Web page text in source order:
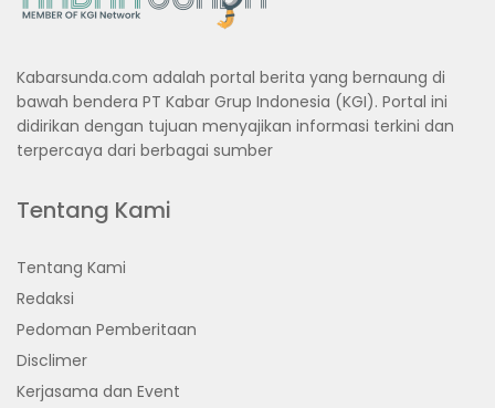
Kabarsunda.com adalah portal berita yang bernaung di
bawah bendera PT Kabar Grup Indonesia (KGI). Portal ini
didirikan dengan tujuan menyajikan informasi terkini dan
terpercaya dari berbagai sumber
Tentang Kami
Tentang Kami
Redaksi
Pedoman Pemberitaan
Disclimer
Kerjasama dan Event